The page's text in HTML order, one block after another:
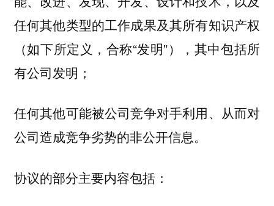
任何其他类型的工作成果及其所有知识产权
（如下所定义，合称“发明”），其中包括所
有公司发明；
任何其他可能被公司竞争对手利用、从而对
公司造成竞争劣势的非公开信息。
协议的部分主要内容包括：